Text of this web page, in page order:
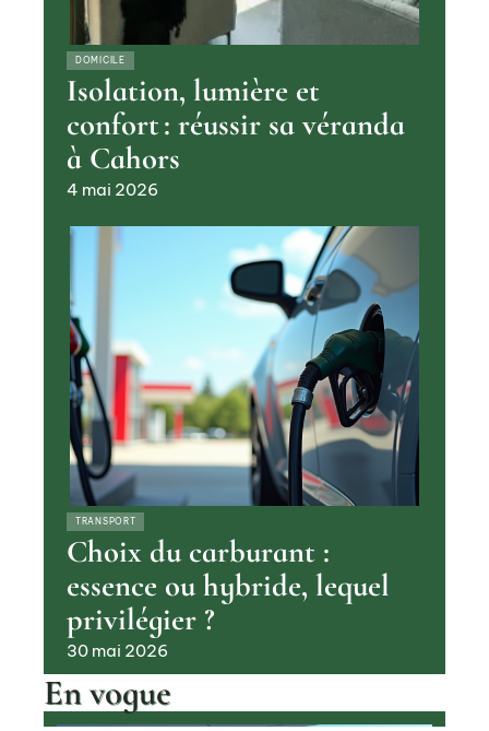
DOMICILE
Isolation, lumière et
confort : réussir sa véranda
à Cahors
4 mai 2026
TRANSPORT
Choix du carburant :
essence ou hybride, lequel
privilégier ?
30 mai 2026
En vogue